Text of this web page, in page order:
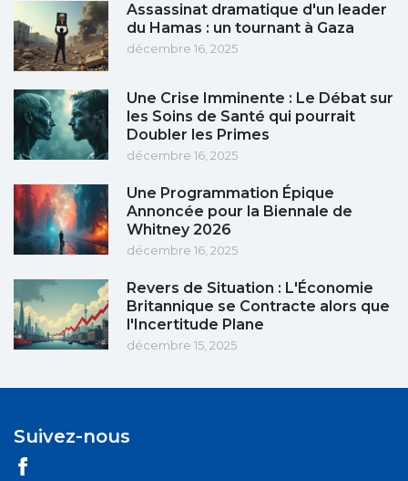
Assassinat dramatique d'un leader
du Hamas : un tournant à Gaza
décembre 16, 2025
Une Crise Imminente : Le Débat sur
les Soins de Santé qui pourrait
Doubler les Primes
décembre 16, 2025
Une Programmation Épique
Annoncée pour la Biennale de
Whitney 2026
décembre 16, 2025
Revers de Situation : L'Économie
Britannique se Contracte alors que
l'Incertitude Plane
décembre 15, 2025
Suivez-nous